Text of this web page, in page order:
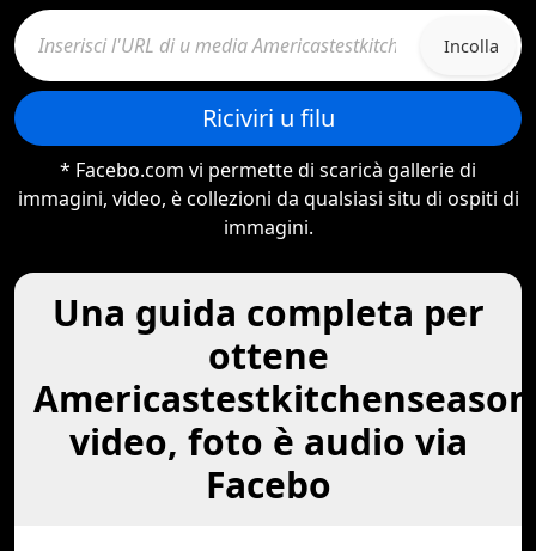
Incolla
Riciviri u filu
* Facebo.com vi permette di scaricà gallerie di
immagini, video, è collezioni da qualsiasi situ di ospiti di
immagini.
Una guida completa per
ottene
Americastestkitchenseason
video, foto è audio via
Facebo